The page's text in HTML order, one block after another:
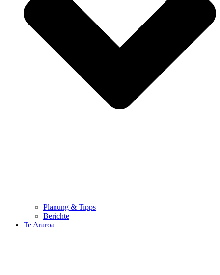
Planung & Tipps
Berichte
Te Araroa